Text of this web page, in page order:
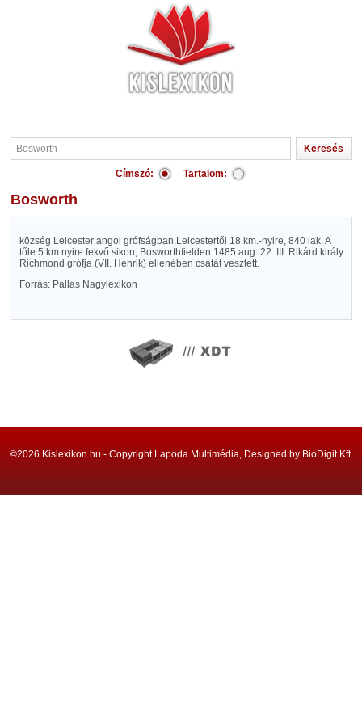
Címszó: Tartalom:
Bosworth
község Leicester angol grófságban,Leicestertől 18 km.-nyire, 840 lak. A
tőle 5 km.nyire fekvő sikon, Bosworthfielden 1485 aug. 22. III. Rikárd király
Richmond grófja (VII. Henrik) ellenében csatát vesztett.
Forrás: Pallas Nagylexikon
©2026 Kislexikon.hu - Copyright Lapoda Multimédia, Designed by BioDigit Kft.